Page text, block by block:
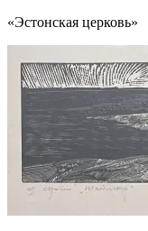
«Эстонская церковь»